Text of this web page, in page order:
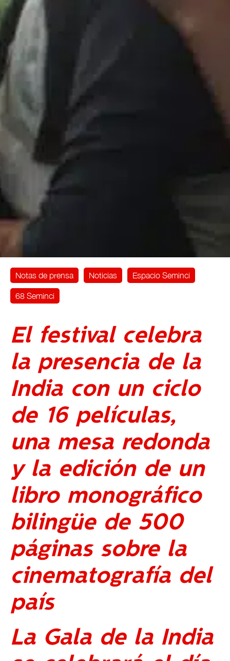
Notas de prensa Noticias Espacio Seminci
68 Seminci
El festival celebra
la presencia de la
India con un ciclo
de 16 películas,
una mesa redonda
y la edición de un
libro monográfico
bilingüe de 500
páginas sobre la
cinematografía del
país
La Gala de la India